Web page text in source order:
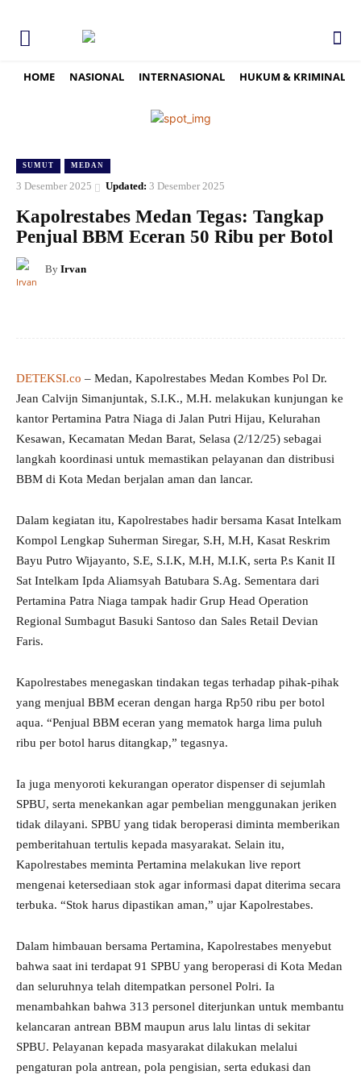
HOME NASIONAL INTERNASIONAL HUKUM & KRIMINAL
SUMUT MEDAN
3 Desember 2025 Updated: 3 Desember 2025
Kapolrestabes Medan Tegas: Tangkap
Penjual BBM Eceran 50 Ribu per Botol
By Irvan
DETEKSI.co – Medan, Kapolrestabes Medan Kombes Pol Dr.
Jean Calvijn Simanjuntak, S.I.K., M.H. melakukan kunjungan ke
kantor Pertamina Patra Niaga di Jalan Putri Hijau, Kelurahan
Kesawan, Kecamatan Medan Barat, Selasa (2/12/25) sebagai
langkah koordinasi untuk memastikan pelayanan dan distribusi
BBM di Kota Medan berjalan aman dan lancar.
Dalam kegiatan itu, Kapolrestabes hadir bersama Kasat Intelkam
Kompol Lengkap Suherman Siregar, S.H, M.H, Kasat Reskrim
Bayu Putro Wijayanto, S.E, S.I.K, M.H, M.I.K, serta P.s Kanit II
Sat Intelkam Ipda Aliamsyah Batubara S.Ag. Sementara dari
Pertamina Patra Niaga tampak hadir Grup Head Operation
Regional Sumbagut Basuki Santoso dan Sales Retail Devian
Faris.
Kapolrestabes menegaskan tindakan tegas terhadap pihak-pihak
yang menjual BBM eceran dengan harga Rp50 ribu per botol
aqua. “Penjual BBM eceran yang mematok harga lima puluh
ribu per botol harus ditangkap,” tegasnya.
Ia juga menyoroti kekurangan operator dispenser di sejumlah
SPBU, serta menekankan agar pembelian menggunakan jeriken
tidak dilayani. SPBU yang tidak beroperasi diminta memberikan
pemberitahuan tertulis kepada masyarakat. Selain itu,
Kapolrestabes meminta Pertamina melakukan live report
mengenai ketersediaan stok agar informasi dapat diterima secara
terbuka. “Stok harus dipastikan aman,” ujar Kapolrestabes.
Dalam himbauan bersama Pertamina, Kapolrestabes menyebut
bahwa saat ini terdapat 91 SPBU yang beroperasi di Kota Medan
dan seluruhnya telah ditempatkan personel Polri. Ia
menambahkan bahwa 313 personel diterjunkan untuk membantu
kelancaran antrean BBM maupun arus lalu lintas di sekitar
SPBU. Pelayanan kepada masyarakat dilakukan melalui
pengaturan pola antrean, pola pengisian, serta edukasi dan